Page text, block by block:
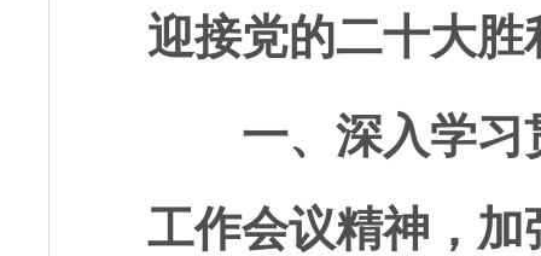
迎接党的二十大胜
一、深入学习
工作会议精神，